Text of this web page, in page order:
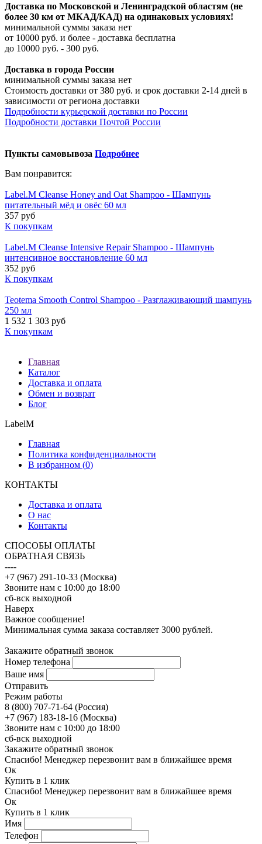
Доставка по Московской и Ленинградской областям (не
более 30 км от МКАД/КАД) на одинаковых условиях!
минимальной суммы заказа нет
от 10000 руб. и более - доставка бесплатна
до 10000 руб. - 300 руб.
Доставка в города России
минимальной суммы заказа нет
Стоимость доставки от 380 руб. и срок доставки 2-14 дней в
зависимости от региона доставки
Подробности курьерской доставки по России
Подробности доставки Почтой России
Пункты самовывоза Подробнее
Вам понравится:
Label.M Cleanse Honey and Oat Shampoo - Шампунь
питательный мёд и овёс 60 мл
357 руб
К покупкам
Label.M Cleanse Intensive Repair Shampoo - Шампунь
интенсивное восстановление 60 мл
352 руб
К покупкам
Teotema Smooth Control Shampoo - Разглаживающий шампунь
250 мл
1 532 1 303 руб
К покупкам
Главная
Каталог
Доставка и оплата
Обмен и возврат
Блог
LabelM
Главная
Политика конфиденциальности
В избранном (0)
КОНТАКТЫ
Доставка и оплата
О нас
Контакты
CПОСОБЫ ОПЛАТЫ
ОБРАТНАЯ СВЯЗЬ
----
+7 (967) 291-10-33 (Москва)
Звоните нам с 10:00 до 18:00
сб-вск выходной
Наверх
Важное сообщение!
Минимальная сумма заказа составляет 3000 рублей.
Закажите обратный звонок
Номер телефона
Ваше имя
Отправить
Режим работы
8 (800) 707-71-64 (Россия)
+7 (967) 183-18-16 (Москва)
Звоните нам с 10:00 до 18:00
сб-вск выходной
Закажите обратный звонок
Спасибо! Менеджер перезвонит вам в ближайшее время
Ок
Купить в 1 клик
Спасибо! Менеджер перезвонит вам в ближайшее время
Ок
Купить в 1 клик
Имя
Телефон